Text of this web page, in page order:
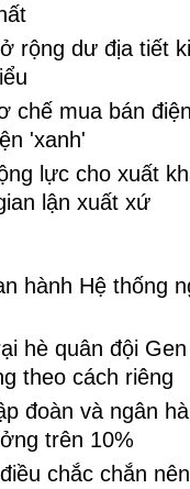
rộng dư địa tiết
chế mua bán
'xanh'
lực cho xuất
lận xuất xứ
hành Hệ thống
hè quân đội
theo cách riêng
đoàn và ngân
trên 10%
chắc chắn